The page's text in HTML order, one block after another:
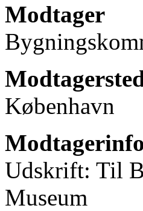
Modtager
København
Modtagerinfo
Udskrift: Til
Museum